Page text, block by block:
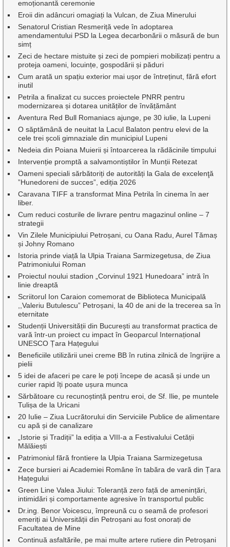
emoționantă ceremonie
Eroii din adâncuri omagiați la Vulcan, de Ziua Minerului
Senatorul Cristian Resmeriță vede în adoptarea
amendamentului PSD la Legea decarbonării o măsură de bun
simț
Zeci de hectare mistuite și zeci de pompieri mobilizați pentru a
proteja oameni, locuințe, gospodării și păduri
Cum arată un spațiu exterior mai ușor de întreținut, fără efort
inutil
Petrila a finalizat cu succes proiectele PNRR pentru
modernizarea și dotarea unităților de învățământ
Aventura Red Bull Romaniacs ajunge, pe 30 iulie, la Lupeni
O săptămână de neuitat la Lacul Balaton pentru elevi de la
cele trei școli gimnaziale din municipiul Lupeni
Nedeia din Poiana Muierii și întoarcerea la rădăcinile timpului
Intervenție promptă a salvamontiștilor în Munții Retezat
Oameni speciali sărbătoriți de autorități la Gala de excelenţă
”Hunedoreni de succes”, ediția 2026
Caravana TIFF a transformat Mina Petrila în cinema în aer
liber.
Cum reduci costurile de livrare pentru magazinul online – 7
strategii
Vin Zilele Municipiului Petroșani, cu Oana Radu, Aurel Tămaș
și Johny Romano
Istoria prinde viață la Ulpia Traiana Sarmizegetusa, de Ziua
Patrimoniului Roman
Proiectul noului stadion „Corvinul 1921 Hunedoara” intră în
linie dreaptă
Scriitorul Ion Caraion comemorat de Biblioteca Municipală
,,Valeriu Butulescu” Petroșani, la 40 de ani de la trecerea sa în
eternitate
Studenții Universității din București au transformat practica de
vară într-un proiect cu impact în Geoparcul Internațional
UNESCO Țara Hațegului
Beneficiile utilizării unei creme BB în rutina zilnică de îngrijire a
pielii
5 idei de afaceri pe care le poți începe de acasă și unde un
curier rapid îți poate ușura munca
Sărbătoare cu recunoștință pentru eroi, de Sf. Ilie, pe muntele
Tulișa de la Uricani
20 Iulie – Ziua Lucrătorului din Serviciile Publice de alimentare
cu apă și de canalizare
„Istorie și Tradiții” la ediția a VIII-a a Festivalului Cetății
Mălăiești
Patrimoniul fără frontiere la Ulpia Traiana Sarmizegetusa
Zece bursieri ai Academiei Române în tabăra de vară din Țara
Hațegului
Green Line Valea Jiului: Toleranță zero față de amenințări,
intimidări și comportamente agresive în transportul public
Dr.ing. Benor Voicescu, împreună cu o seamă de profesori
emeriți ai Universității din Petroșani au fost onorați de
Facultatea de Mine
Continuă asfaltările, pe mai multe artere rutiere din Petroșani